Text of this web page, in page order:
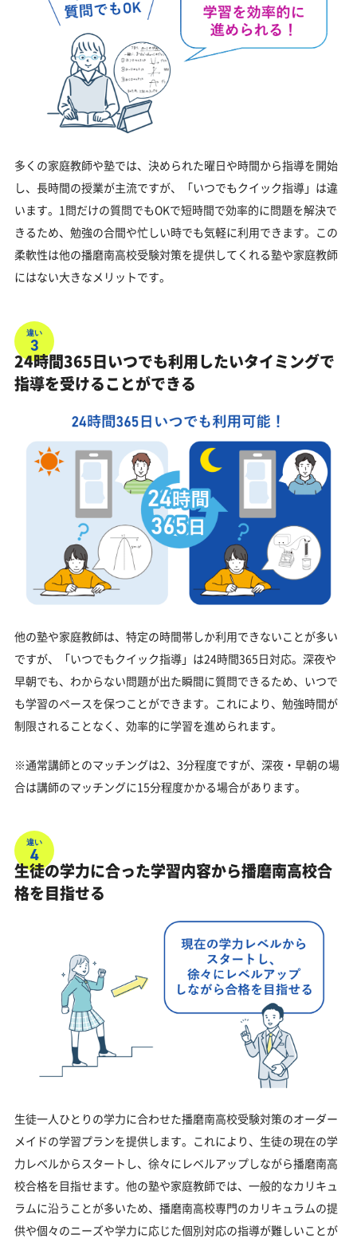
多くの家庭教師や塾では、決められた曜日や時間から指導を開始
し、長時間の授業が主流ですが、「いつでもクイック指導」は違
います。1問だけの質問でもOKで短時間で効率的に問題を解決で
きるため、勉強の合間や忙しい時でも気軽に利用できます。この
柔軟性は他の播磨南高校受験対策を提供してくれる塾や家庭教師
にはない大きなメリットです。
違い
3
24時間365日いつでも利用したいタイミングで
指導を受けることができる
他の塾や家庭教師は、特定の時間帯しか利用できないことが多い
ですが、「いつでもクイック指導」は24時間365日対応。深夜や
早朝でも、わからない問題が出た瞬間に質問できるため、いつで
も学習のペースを保つことができます。これにより、勉強時間が
制限されることなく、効率的に学習を進められます。
※通常講師とのマッチングは2、3分程度ですが、深夜・早朝の場
合は講師のマッチングに15分程度かかる場合があります。
違い
4
生徒の学力に合った学習内容から播磨南高校合
格を目指せる
生徒一人ひとりの学力に合わせた播磨南高校受験対策のオーダー
メイドの学習プランを提供します。これにより、生徒の現在の学
力レベルからスタートし、徐々にレベルアップしながら播磨南高
校合格を目指せます。他の塾や家庭教師では、一般的なカリキュ
ラムに沿うことが多いため、播磨南高校専門のカリキュラムの提
供や個々のニーズや学力に応じた個別対応の指導が難しいことが